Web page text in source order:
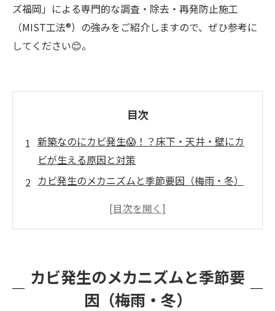
ズ福岡」による専門的な調査・除去・再発防止施工
（MIST工法®）の強みをご紹介しますので、ぜひ参考に
してください😊。
目次
新築なのにカビ発生😱！？床下・天井・壁にカ
ビが生える原因と対策
カビ発生のメカニズムと季節要因（梅雨・冬）
新築でもカビが生える主な原因📝
カビバスターズ福岡のMIST工法®で根本解決！
カビ問題はお早めにご相談を！🎶
カビ発生のメカニズムと季節要
因（梅雨・冬）